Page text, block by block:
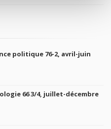
politique 76-2, avril-juin
66 3/4, juillet-décembre